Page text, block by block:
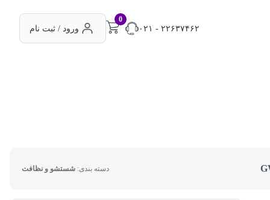
۰۲۱ - ۲۲۶۳۷۴۶۲
0
ورود / ثبت نام
دسته بندی: شستشو و نظافت